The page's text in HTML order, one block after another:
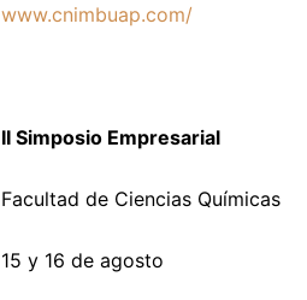
www.cnimbuap.com/
II Simposio Empresarial
Facultad de Ciencias Químicas
15 y 16 de agosto